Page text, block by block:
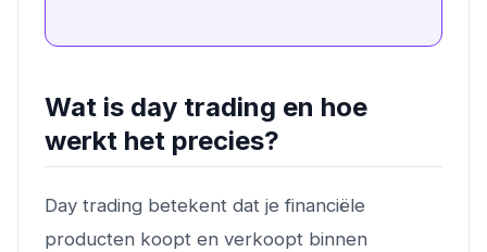
Wat is day trading en hoe
werkt het precies?
Day trading betekent dat je financiële
producten koopt en verkoopt binnen